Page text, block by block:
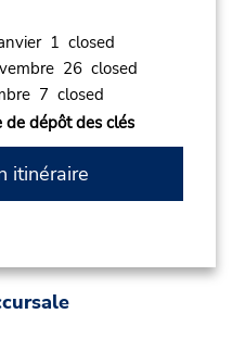
1 closed
26 closed
7 closed
de dépôt des clés
itinéraire